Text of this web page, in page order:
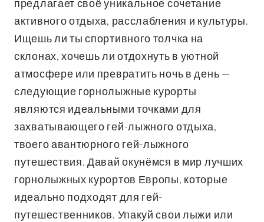
предлагает своё уникальное сочетание
активного отдыха, расслабления и культуры.
Ищешь ли ты спортивного толчка на
склонах, хочешь ли отдохнуть в уютной
атмосфере или превратить ночь в день —
следующие горнолыжные курорты
являются идеальными точками для
захватывающего гей-лыжного отдыха,
твоего авантюрного гей-лыжного
путешествия. Давай окунёмся в мир лучших
горнолыжных курортов Европы, которые
идеально подходят для гей-
путешественников. Упакуй свои лыжи или